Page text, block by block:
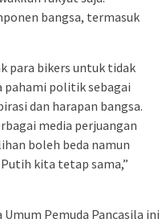
bangsa, termasuk
para bikers untuk tidak
pahami politik sebagai
dan harapan bangsa.
media perjuangan
boleh beda namun
kita tetap sama,”
Pemuda Pancasila ini